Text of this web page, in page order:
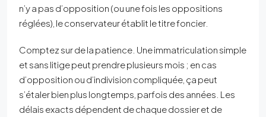
n’y a pas d’opposition (ou une fois les oppositions
réglées), le conservateur établit le titre foncier.
Comptez sur de la patience. Une immatriculation simple
et sans litige peut prendre plusieurs mois ; en cas
d’opposition ou d’indivision compliquée, ça peut
s’étaler bien plus longtemps, parfois des années. Les
délais exacts dépendent de chaque dossier et de